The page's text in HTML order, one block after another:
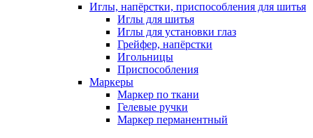
Иглы, напёрстки, приспособления для шитья
Иглы для шитья
Иглы для установки глаз
Грейфер, напёрстки
Игольницы
Приспособления
Маркеры
Маркер по ткани
Гелевые ручки
Маркер перманентный